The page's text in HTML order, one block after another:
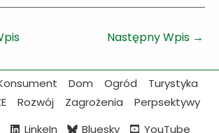
Następny Wpis →
Dom Ogród
Turystyka
Rozwój Zagrożenia
Perpsektywy
LinkeIn Bluesky YouTube